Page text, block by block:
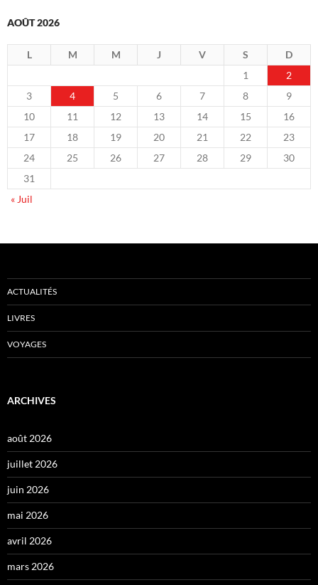
AOÛT 2026
L M M J V S
D
1
2
3
4 5 6 7 8
9
10
11 12 13 14 15
16
17
18 19 20 21 22
23
24
25 26 27 28 29
30
31
« Juil
ACTUALITÉS
LIVRES
VOYAGES
ARCHIVES
août 2026
juillet 2026
juin 2026
mai 2026
avril 2026
mars 2026